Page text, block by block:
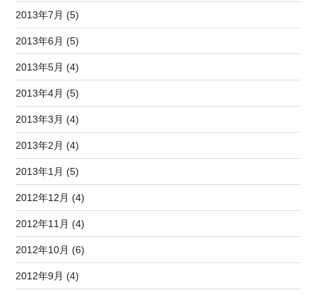
2013年7月 (5)
2013年6月 (5)
2013年5月 (4)
2013年4月 (5)
2013年3月 (4)
2013年2月 (4)
2013年1月 (5)
2012年12月 (4)
2012年11月 (4)
2012年10月 (6)
2012年9月 (4)